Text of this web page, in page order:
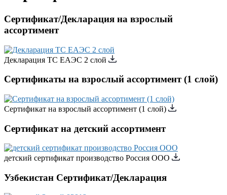
Сертификат/Декларация на взрослый
ассортимент
Декларация ТС ЕАЭС 2 слой
Сертификаты на взрослый ассортимент (1 слой)
Сертификат на взрослый ассортимент (1 слой)
Сертификат на детский ассортимент
детский сертификат производство Россия ООО
Узбекистан Сертификат/Декларация